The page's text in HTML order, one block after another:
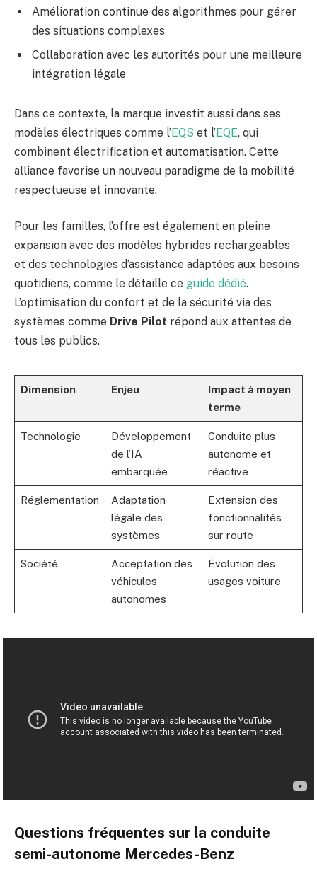
Amélioration continue des algorithmes pour gérer
des situations complexes
Collaboration avec les autorités pour une meilleure
intégration légale
Dans ce contexte, la marque investit aussi dans ses
modèles électriques comme l’EQS et l’EQE, qui
combinent électrification et automatisation. Cette
alliance favorise un nouveau paradigme de la mobilité
respectueuse et innovante.
Pour les familles, l’offre est également en pleine
expansion avec des modèles hybrides rechargeables
et des technologies d’assistance adaptées aux besoins
quotidiens, comme le détaille ce guide dédié.
L’optimisation du confort et de la sécurité via des
systèmes comme Drive Pilot répond aux attentes de
tous les publics.
Dimension Enjeu
Impact à moyen
terme
Technologie
Développement
de l’IA
embarquée
Conduite plus
autonome et
réactive
Réglementation
Adaptation
légale des
systèmes
Extension des
fonctionnalités
sur route
Société
Acceptation des
véhicules
autonomes
Évolution des
usages voiture
Questions fréquentes sur la conduite
semi-autonome Mercedes-Benz